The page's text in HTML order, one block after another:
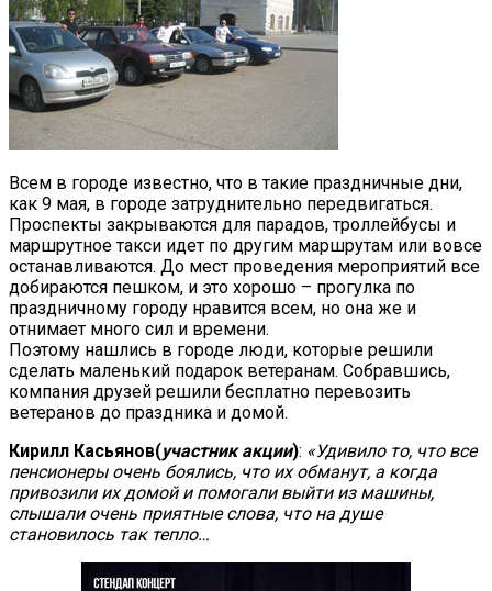
Всем в городе известно, что в такие праздничные дни,
как 9 мая, в городе затруднительно передвигаться.
Проспекты закрываются для парадов, троллейбусы и
маршрутное такси идет по другим маршрутам или вовсе
останавливаются. До мест проведения мероприятий все
добираются пешком, и это хорошо – прогулка по
праздничному городу нравится всем, но она же и
отнимает много сил и времени.
Поэтому нашлись в городе люди, которые решили
сделать маленький подарок ветеранам. Собравшись,
компания друзей решили бесплатно перевозить
ветеранов до праздника и домой.
Кирилл Касьянов(участник акции): «Удивило то, что все
пенсионеры очень боялись, что их обманут, а когда
привозили их домой и помогали выйти из машины,
слышали очень приятные слова, что на душе
становилось так тепло…